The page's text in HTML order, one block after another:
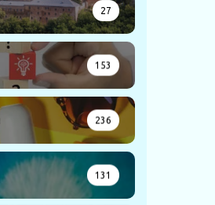
27
153
236
131